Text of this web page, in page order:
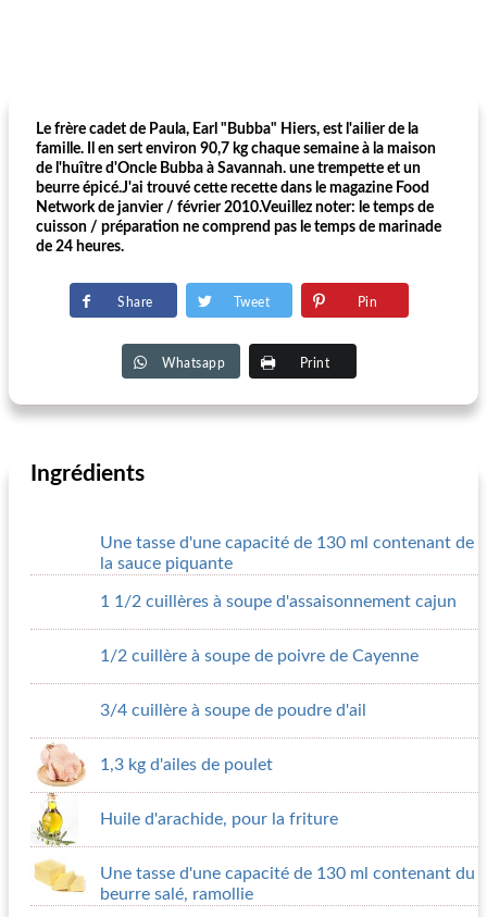
Le frère cadet de Paula, Earl "Bubba" Hiers, est l'ailier de la
famille. Il en sert environ 90,7 kg chaque semaine à la maison
de l'huître d'Oncle Bubba à Savannah. une trempette et un
beurre épicé.J'ai trouvé cette recette dans le magazine Food
Network de janvier / février 2010.Veuillez noter: le temps de
cuisson / préparation ne comprend pas le temps de marinade
de 24 heures.
Share Tweet Pin
Whatsapp Print
Ingrédients
Une tasse d'une capacité de 130 ml contenant de
la sauce piquante
1 1/2 cuillères à soupe d'assaisonnement cajun
1/2 cuillère à soupe de poivre de Cayenne
3/4 cuillère à soupe de poudre d'ail
1,3 kg d'ailes de poulet
Huile d'arachide, pour la friture
Une tasse d'une capacité de 130 ml contenant du
beurre salé, ramollie